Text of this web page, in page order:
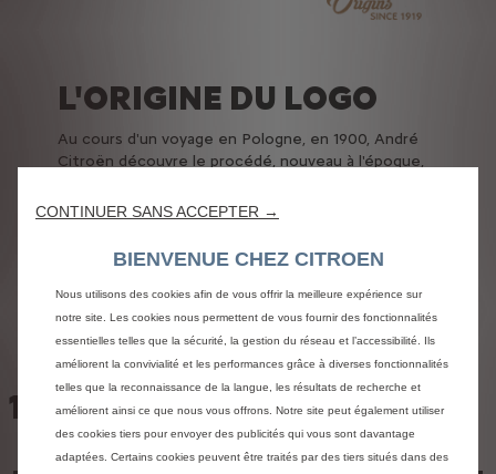
L'ORIGINE DU LOGO
Au cours d'un voyage en Pologne, en 1900, André
Citroën découvre le procédé, nouveau à l'époque,
utilise des chevrons. Ingénieur et polytechnicien, le
l'adapte pour ses usines françaises. Il choisit alors
de faire du double chevron l'emblème de sa
première entreprise.
100 ANS D'HISTOIRE
CONTINUER SANS ACCEPTER →
BIENVENUE CHEZ CITROEN
Nous utilisons des cookies afin de vous offrir la meilleure expérience sur
notre site. Les cookies nous permettent de vous fournir des fonctionnalités
essentielles telles que la sécurité, la gestion du réseau et l’accessibilité. Ils
améliorent la convivialité et les performances grâce à diverses fonctionnalités
telles que la reconnaissance de la langue, les résultats de recherche et
améliorent ainsi ce que nous vous offrons. Notre site peut également utiliser
des cookies tiers pour envoyer des publicités qui vous sont davantage
adaptées. Certains cookies peuvent être traités par des tiers situés dans des